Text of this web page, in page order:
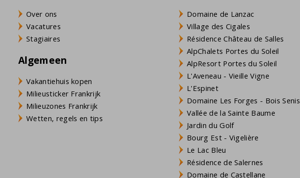
Over ons
Vacatures
Stagiaires
Algemeen
Vakantiehuis kopen
Milieusticker Frankrijk
Milieuzones Frankrijk
Wetten, regels en tips
Domaine de Lanzac
Village des Cigales
Résidence Château de Salles
AlpChalets Portes du Soleil
AlpResort Portes du Soleil
L'Aveneau - Vieille Vigne
L'Espinet
Domaine Les Forges - Bois Senis
Vallée de la Sainte Baume
Jardin du Golf
Bourg Est - Vigelière
Le Lac Bleu
Résidence de Salernes
Domaine de Castellane